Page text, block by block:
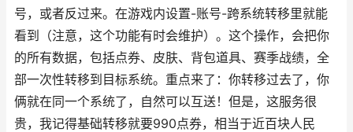
号，或者反过来。在游戏内设置-账号-跨系统转移里就能
看到（注意，这个功能有时会维护）。这个操作，会把你
的所有数据，包括点券、皮肤、背包道具、赛季战绩，全
部一次性转移到目标系统。重点来了：你转移过去了，你
俩就在同一个系统了，自然可以互送！但是，这服务很
贵，我记得基础转移就要990点券，相当于近百块人民